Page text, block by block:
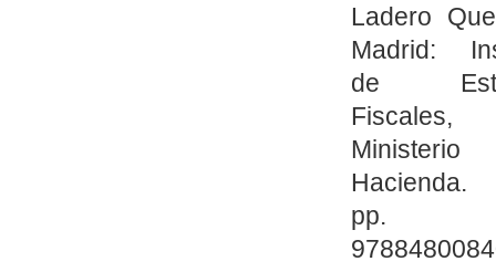
Ladero
Madrid:
de
Fiscales,
pp.